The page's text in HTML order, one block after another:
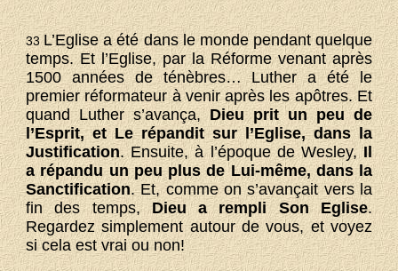
33L’Eglise a été dans le monde pendant quelque
temps. Et l’Eglise, par la Réforme venant après
1500 années de ténèbres… Luther a été le
premier réformateur à venir après les apôtres. Et
quand Luther s’avança,Dieu prit un peu de
l’Esprit, et Le répandit sur l’Eglise, dans la
Justification. Ensuite, à l’époque de Wesley,Il
a répandu un peu plus de Lui-même, dans la
Sanctification. Et, comme on s’avançait vers la
fin des temps,Dieu a rempli Son Eglise.
Regardez simplement autour de vous, et voyez
si cela est vrai ou non!